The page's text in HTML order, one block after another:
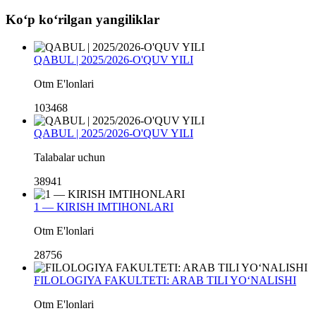
Koʻp koʻrilgan yangiliklar
QABUL | 2025/2026-O'QUV YILI
Otm E'lonlari
103468
QABUL | 2025/2026-O'QUV YILI
Talabalar uchun
38941
1 — KIRISH IMTIHONLARI
Otm E'lonlari
28756
FILOLOGIYA FAKULTETI: ARAB TILI YO‘NALISHI
Otm E'lonlari